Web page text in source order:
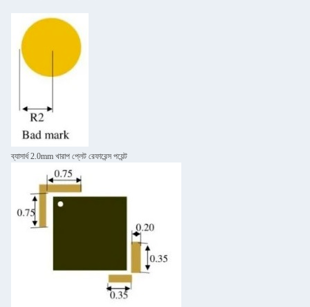
ব্যাসার্ধ 2.0mm খারাপ প্লেট রেফারেন্স পয়েন্ট